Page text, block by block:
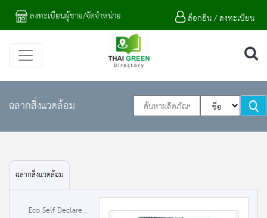
ลงทะเบียนผู้ขาย/จัดจำหน่าย ล็อกอิน / ลงทะเบียน
ฉลากสิ่งแวดล้อม
ฉลากสิ่งแวดล้อม
Eco Self Declare (0)